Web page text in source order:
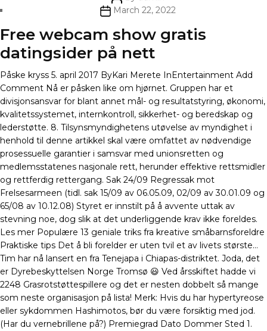
author
PostMarch 22, 2022
Free webcam show gratis
datingsider på nett
Påske kryss 5. april 2017 ByKari Merete InEntertainment Add
Comment Nå er påsken like om hjørnet. Gruppen har et
divisjonsansvar for blant annet mål- og resultatstyring, økonomi,
kvalitetssystemet, internkontroll, sikkerhet- og beredskap og
lederstøtte. 8. Tilsynsmyndighetens utøvelse av myndighet i
henhold til denne artikkel skal være omfattet av nødvendige
prosessuelle garantier i samsvar med unionsretten og
medlemsstatenes nasjonale rett, herunder effektive rettsmidler
og rettferdig rettergang. Sak 24/09 Regressak mot
Frelsesarmeen (tidl. sak 15/09 av 06.05.09, 02/09 av 30.01.09 og
65/08 av 10.12.08) Styret er innstilt på å avvente uttak av
stevning noe, dog slik at det underliggende krav ikke foreldes.
Les mer Populære 13 geniale triks fra kreative småbarnsforeldre
Praktiske tips Det å bli forelder er uten tvil et av livets største…
Tim har nå lansert en fra Tenejapa i Chiapas-distriktet. Joda, det
er Dyrebeskyttelsen Norge Tromsø 😃 Ved årsskiftet hadde vi
2248 Grasrotstøttespillere og det er nesten dobbelt så mange
som neste organisasjon på lista! Merk: Hvis du har hypertyreose
eller sykdommen Hashimotos, bør du være forsiktig med jod.
(Har du vernebrillene på?) Premiegrad Dato Dommer Sted 1.